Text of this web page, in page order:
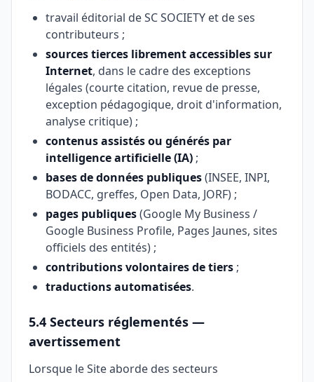
travail éditorial de SC SOCIETY et de ses
contributeurs ;
sources tierces librement accessibles sur
Internet, dans le cadre des exceptions
légales (courte citation, revue de presse,
exception pédagogique, droit d'information,
analyse critique) ;
contenus assistés ou générés par
intelligence artificielle (IA) ;
bases de données publiques(INSEE, INPI,
BODACC, greffes, Open Data, JORF) ;
pages publiques(Google My Business /
Google Business Profile, Pages Jaunes, sites
officiels des entités) ;
contributions volontaires de tiers ;
traductions automatisées.
5.4 Secteurs réglementés —
avertissement
Lorsque le Site aborde des secteurs